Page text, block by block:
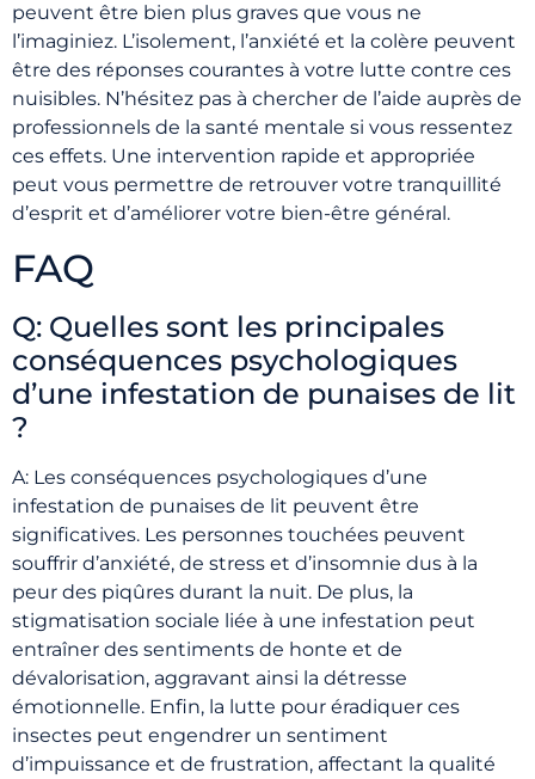
peuvent être bien plus graves que vous ne
l’imaginiez. L’isolement, l’anxiété et la colère peuvent
être des réponses courantes à votre lutte contre ces
nuisibles. N’hésitez pas à chercher de l’aide auprès de
professionnels de la santé mentale si vous ressentez
ces effets. Une intervention rapide et appropriée
peut vous permettre de retrouver votre tranquillité
d’esprit et d’améliorer votre bien-être général.
FAQ
Q: Quelles sont les principales
conséquences psychologiques
d’une infestation de punaises de lit
?
A: Les conséquences psychologiques d’une
infestation de punaises de lit peuvent être
significatives. Les personnes touchées peuvent
souffrir d’anxiété, de stress et d’insomnie dus à la
peur des piqûres durant la nuit. De plus, la
stigmatisation sociale liée à une infestation peut
entraîner des sentiments de honte et de
dévalorisation, aggravant ainsi la détresse
émotionnelle. Enfin, la lutte pour éradiquer ces
insectes peut engendrer un sentiment
d’impuissance et de frustration, affectant la qualité